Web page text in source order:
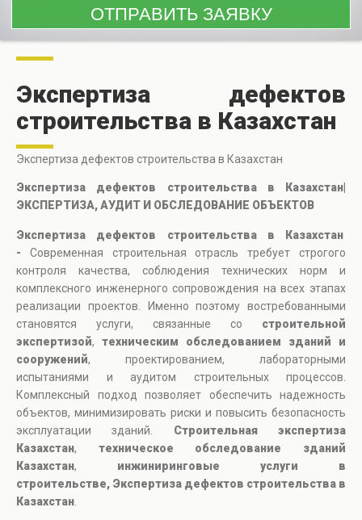
Экспертиза дефектов
строительства в Казахстан
Экспертиза дефектов строительства в Казахстан
Экспертиза дефектов строительства в Казахстан|
ЭКСПЕРТИЗА, АУДИТ И ОБСЛЕДОВАНИЕ ОБЪЕКТОВ
Экспертиза дефектов строительства в Казахстан
- Современная строительная отрасль требует строгого
контроля качества, соблюдения технических норм и
комплексного инженерного сопровождения на всех этапах
реализации проектов. Именно поэтому востребованными
становятся услуги, связанные со строительной
экспертизой, техническим обследованием зданий и
сооружений, проектированием, лабораторными
испытаниями и аудитом строительных процессов.
Комплексный подход позволяет обеспечить надежность
объектов, минимизировать риски и повысить безопасность
эксплуатации зданий. Строительная экспертиза
Казахстан, техническое обследование зданий
Казахстан, инжиниринговые услуги в
строительстве, Экспертиза дефектов строительства в
Казахстан